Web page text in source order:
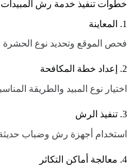
خطوات تنفيذ خدمة رش المبيدات
1. المعاينة
فحص الموقع وتحديد نوع الحشرة
2. إعداد خطة المكافحة
اختيار نوع المبيد والطريقة
3. تنفيذ الرش
استخدام أجهزة رش وضباب
4. معالجة أماكن التكاثر